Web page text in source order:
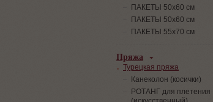
ПАКЕТЫ 50х60 см
ПАКЕТЫ 50х60 см
ПАКЕТЫ 55х70 см
Пряжа
Турецкая пряжа
Канеколон (косички)
РОТАНГ для плетения